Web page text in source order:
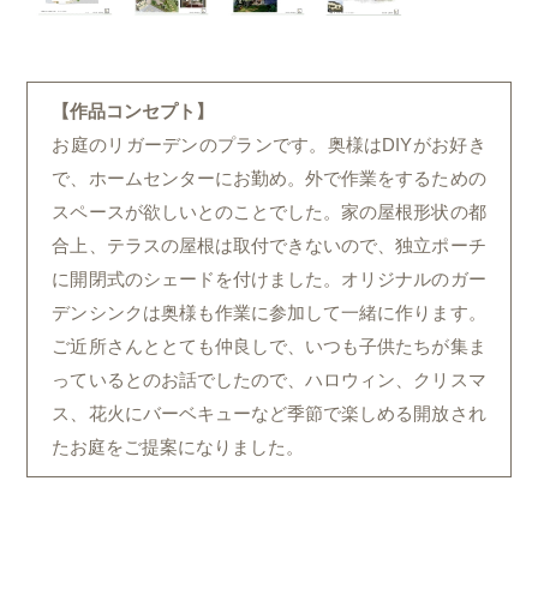
【作品コンセプト】
お庭のリガーデンのプランです。奥様はDIYがお好き
で、ホームセンターにお勤め。外で作業をするための
スペースが欲しいとのことでした。家の屋根形状の都
合上、テラスの屋根は取付できないので、独立ポーチ
に開閉式のシェードを付けました。オリジナルのガー
デンシンクは奥様も作業に参加して一緒に作ります。
ご近所さんととても仲良しで、いつも子供たちが集ま
っているとのお話でしたので、ハロウィン、クリスマ
ス、花火にバーベキューなど季節で楽しめる開放され
たお庭をご提案になりました。